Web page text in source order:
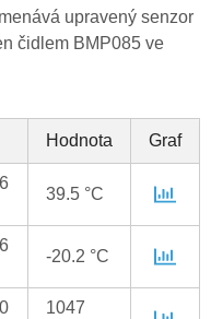
upravený senzor
čidlem BMP085 ve
Hodnota Graf
39.5 °C
-20.2 °C
1047